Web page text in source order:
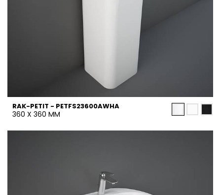
RAK-PETIT - PETFS23600AWHA
360 X 360 MM